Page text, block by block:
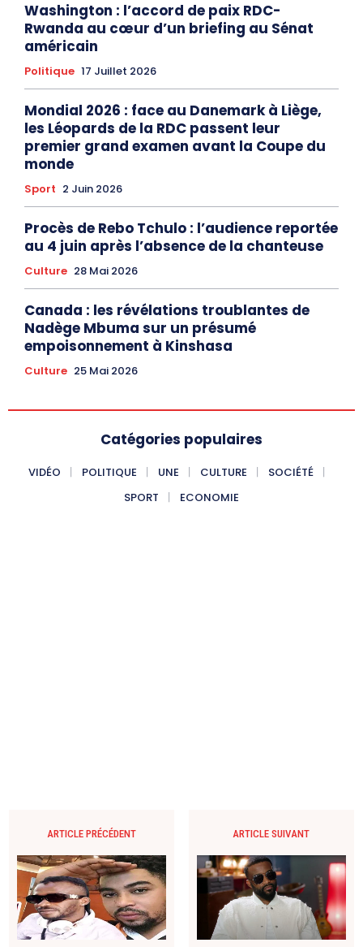
Washington : l’accord de paix RDC-
Rwanda au cœur d’un briefing au Sénat
américain
Politique 17 Juillet 2026
Mondial 2026 : face au Danemark à Liège,
les Léopards de la RDC passent leur
premier grand examen avant la Coupe du
monde
Sport 2 Juin 2026
Procès de Rebo Tchulo : l’audience reportée
au 4 juin après l’absence de la chanteuse
Culture 28 Mai 2026
Canada : les révélations troublantes de
Nadège Mbuma sur un présumé
empoisonnement à Kinshasa
Culture 25 Mai 2026
Catégories populaires
VIDÉO POLITIQUE UNE CULTURE
SOCIÉTÉ
SPORT
ECONOMIE
ARTICLE PRÉCÉDENT ARTICLE SUIVANT